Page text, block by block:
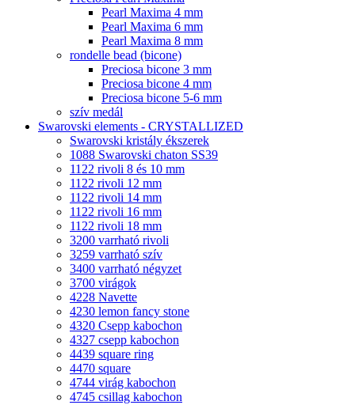
Pearl Maxima 4 mm
Pearl Maxima 6 mm
Pearl Maxima 8 mm
rondelle bead (bicone)
Preciosa bicone 3 mm
Preciosa bicone 4 mm
Preciosa bicone 5-6 mm
szív medál
Swarovski elements - CRYSTALLIZED
Swarovski kristály ékszerek
1088 Swarovski chaton SS39
1122 rivoli 8 és 10 mm
1122 rivoli 12 mm
1122 rivoli 14 mm
1122 rivoli 16 mm
1122 rivoli 18 mm
3200 varrható rivoli
3259 varrható szív
3400 varrható négyzet
3700 virágok
4228 Navette
4230 lemon fancy stone
4320 Csepp kabochon
4327 csepp kabochon
4439 square ring
4470 square
4744 virág kabochon
4745 csillag kabochon